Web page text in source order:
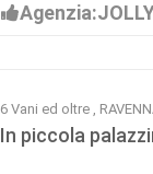
6 Vani ed oltre ,
In piccola